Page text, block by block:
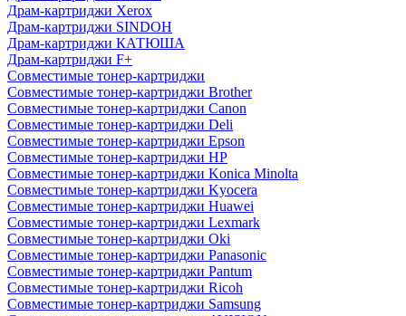
Драм-картриджи Xerox
Драм-картриджи SINDOH
Драм-картриджи КАТЮША
Драм-картриджи F+
Совместимые тонер-картриджи
Совместимые тонер-картриджи Brother
Совместимые тонер-картриджи Canon
Совместимые тонер-картриджи Deli
Совместимые тонер-картриджи Epson
Совместимые тонер-картриджи HP
Совместимые тонер-картриджи Konica Minolta
Совместимые тонер-картриджи Kyocera
Совместимые тонер-картриджи Huawei
Совместимые тонер-картриджи Lexmark
Совместимые тонер-картриджи Oki
Совместимые тонер-картриджи Panasonic
Совместимые тонер-картриджи Pantum
Совместимые тонер-картриджи Ricoh
Совместимые тонер-картриджи Samsung